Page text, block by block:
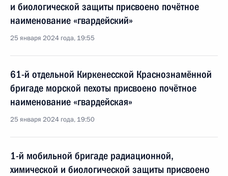
и биологической защиты присвоено почётное
наименование «гвардейский»
25 января 2024 года, 19:55
61-й отдельной Киркенесской Краснознамённой
бригаде морской пехоты присвоено почётное
наименование «гвардейская»
25 января 2024 года, 19:50
1-й мобильной бригаде радиационной,
химической и биологической защиты присвоено